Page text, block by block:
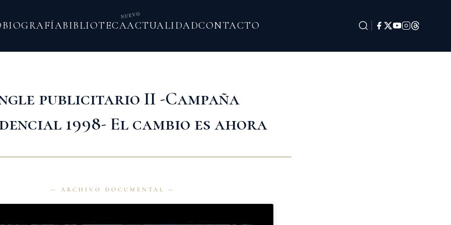
BIOGRAFÍABIBLIOTECA
NUEVO
ACTUALIDADCONTACTO
publicitario II -Campaña
1998- El cambio es ahora